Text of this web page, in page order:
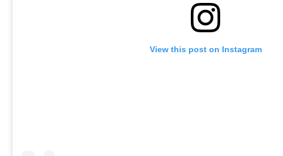
View this post on Instagram